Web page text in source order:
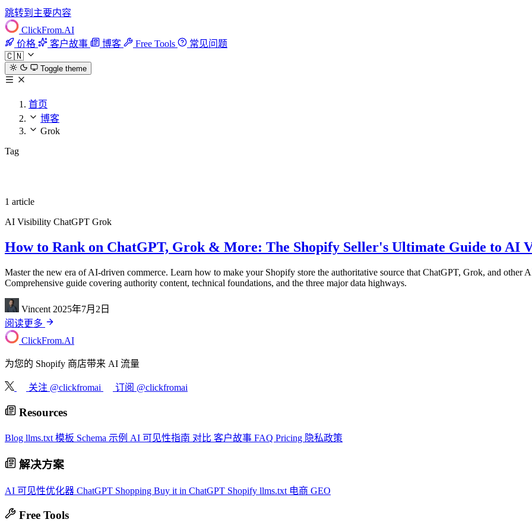
跳转到主要内容
ClickFrom.AI
价格
客户故事 博客 Free Tools
常见问题
🇨🇳
Toggle theme
首页
博客
Grok
Tag
1 article
AI Visibility ChatGPT Grok
How to Rank on ChatGPT, Grok & More: The Shopify Seller's Ultimate Guide to AI
Master the new era of AI-driven commerce. Learn how to make your Shopify store the authoritative source that ChatGPT, Grok, and other
Comprehensive guide covering authority content, technical foundations, and the three major data highways.
Vincent 2025年7月2日
阅读更多
ClickFrom.AI
为您的 Shopify 商店带来 AI 流量
关注 @clickfromai 订阅 @clickfromai
Resources
Blog llms.txt 模板 Schema 示例 AI 可见性指南 对比 客户故事 FAQ Pricing 隐私政策
解决方案
AI 可见性优化器 ChatGPT Shopping Buy it in ChatGPT Shopify llms.txt 电商 GEO
Free Tools